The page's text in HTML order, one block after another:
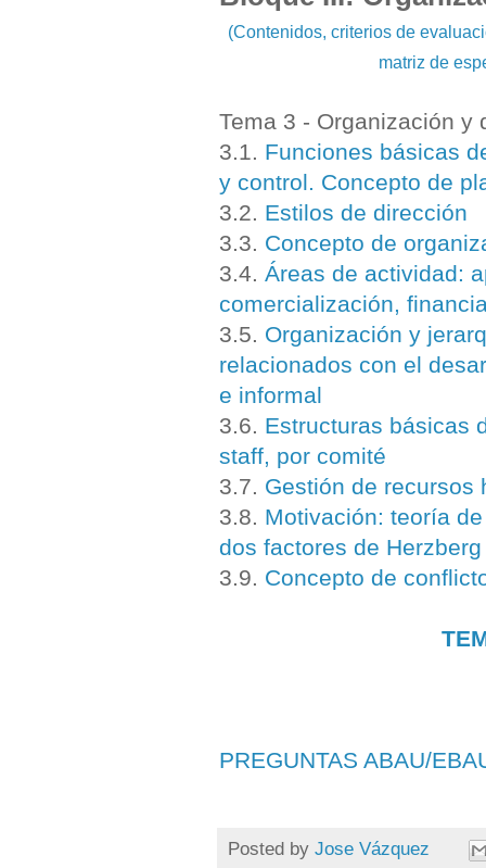
(Contenidos, criterios de
matriz de
Tema 3 - Organización y
3.1. Funciones básicas
y control. Concepto de
3.2. Estilos de dirección
3.3. Concepto de
3.4. Áreas de actividad:
comercialización,
3.5. Organización y
relacionados con el
e informal
3.6. Estructuras básicas
staff, por comité
3.7. Gestión de recursos
3.8. Motivación: teoría
dos factores de Herzberg
3.9. Concepto de
PREGUNTAS ABAU/
Posted by Jose Vázquez